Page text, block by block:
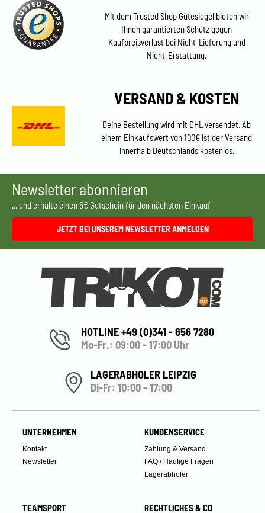
Mit dem Trusted Shop Gütesiegel bieten wir
Ihnen garantierten Schutz gegen
Kaufpreisverlust bei Nicht-Lieferung und
Nicht-Erstattung.
VERSAND & KOSTEN
Deine Bestellung wird mit DHL versendet. Ab
einem Einkaufswert von 100€ ist der Versand
innerhalb Deutschlands kostenlos.
Newsletter abonnieren
... und erhalte einen 5€ Gutschein für den nächsten Einkauf
JETZT BEI UNSEREM NEWSLETTER ANMELDEN
HOTLINE +49 (0)341 - 656 7280
Mo-Fr.: 09:00 - 17:00 Uhr
LAGERABHOLER LEIPZIG
Di-Fr: 10:00 - 17:00
UNTERNEHMEN
Kontakt
Newsletter
KUNDENSERVICE
Zahlung & Versand
FAQ / Häufige Fragen
Lagerabholer
TEAMSPORT RECHTLICHES & CO